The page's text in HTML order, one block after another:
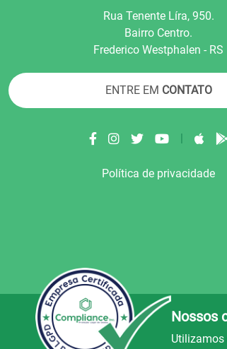
Rua Tenente Líra, 950.
Bairro Centro.
Frederico Westphalen - RS
ENTRE EM CONTATO
|
Política de privacidade
© Copyright 2022.LA+.
e Alegria FM Rádio Avenida
Nossos
Utilizamos